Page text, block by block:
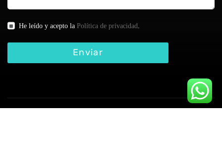
He leído y acepto la Política de privacidad
Enviar